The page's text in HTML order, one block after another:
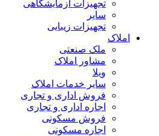
تجهیزات آزمایشگاهی
سایر
تجهیزات زیبایی
املاک
ملک صنعتی
مشاور املاک
ویلا
سایر خدمات املاک
فروش اداری و تجاری
اجاره اداری و تجاری
فروش مسکونی
اجاره مسکونی